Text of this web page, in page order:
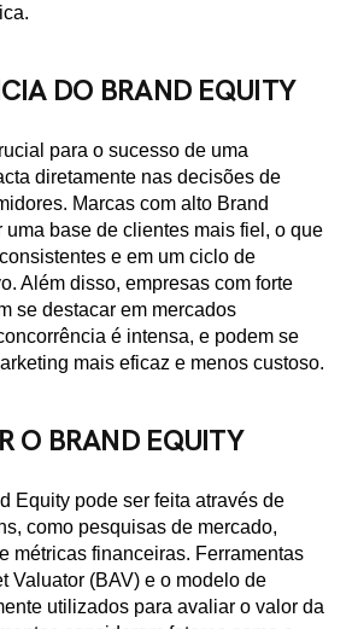
DO BRAND EQUITY
para o sucesso de uma
diretamente nas decisões de
Marcas com alto Brand
uma base de clientes mais fiel, o que
e em um ciclo de
Além disso, empresas com forte
se destacar em mercados
é intensa, e podem se
mais eficaz e menos custoso.
O BRAND EQUITY
Equity pode ser feita através de
como pesquisas de mercado,
métricas financeiras. Ferramentas
Valuator (BAV) e o modelo de
utilizados para avaliar o valor da